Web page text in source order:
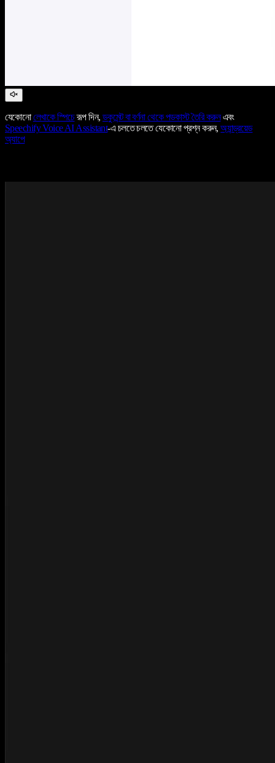
যেকোনোলেখাকে স্পিচেরূপ দিন, ডকুমেন্ট বা বর্ণনা থেকে পডকাস্ট তৈরি করুনএবং
Speechify Voice AI Assistant-এ চলতে চলতে যেকোনো প্রশ্ন করুন,অ্যান্ড্রয়েড
অ্যাপে